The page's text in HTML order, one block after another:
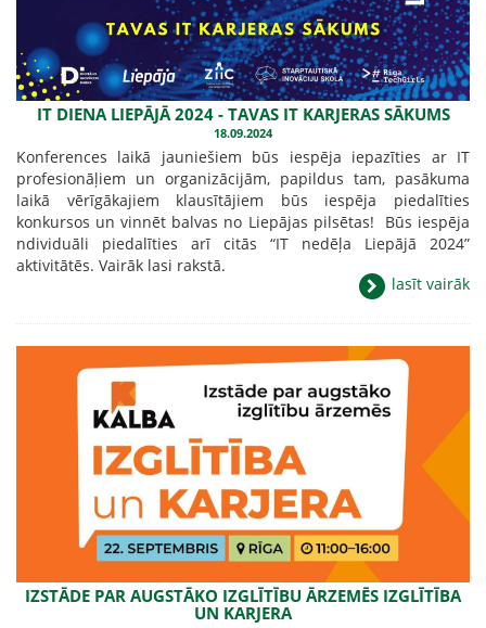
IT DIENA LIEPĀJĀ 2024 - TAVAS IT KARJERAS SĀKUMS
18.09.2024
Konferences laikā jauniešiem būs iespēja iepazīties ar IT
profesionāļiem un organizācijām, papildus tam, pasākuma
laikā vērīgākajiem klausītājiem būs iespēja piedalīties
konkursos un vinnēt balvas no Liepājas pilsētas! Būs iespēja
ndividuāli piedalīties arī citās “IT nedēļa Liepājā 2024”
aktivitātēs. Vairāk lasi rakstā.
lasīt vairāk
IZSTĀDE PAR AUGSTĀKO IZGLĪTĪBU ĀRZEMĒS IZGLĪTĪBA
UN KARJERA